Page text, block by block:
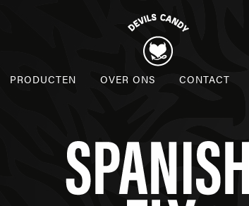
PRODUCTEN OVER ONS CONTACT